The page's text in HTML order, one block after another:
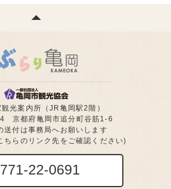
光案内所（JR亀岡駅2階）
京都府亀岡市追分町谷筋1-6
付は事務局へお願いします
ちらのリンク先をご確認ください)
22-0691